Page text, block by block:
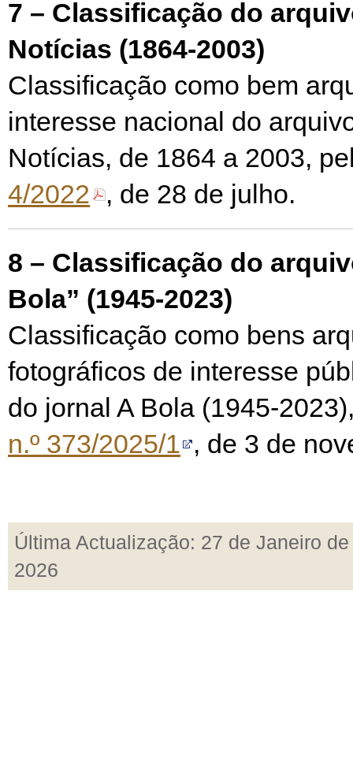
7 – Classificação do
Notícias (1864-2003)
Classificação como bem
interesse nacional do
Notícias, de 1864 a 2003,
4/2022
, de 28 de julho.
8 – Classificação do
Bola” (1945-2023)
Classificação como bens
fotográficos de interesse
do jornal A Bola (1945-
n.º 373/2025/1 , de 3 de
Última Actualização: 27 de Janeiro de
2026